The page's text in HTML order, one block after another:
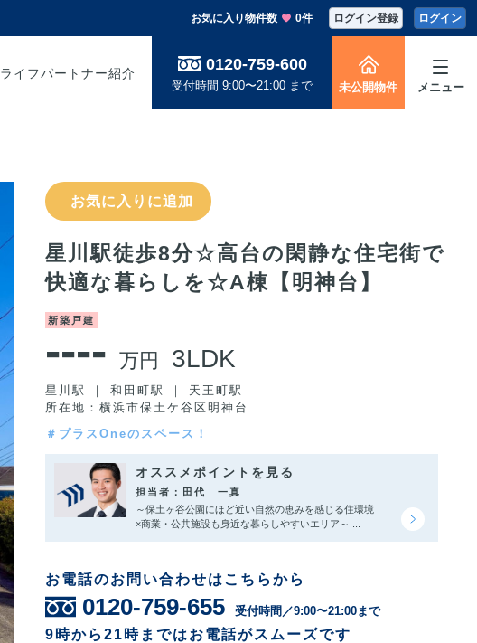
お気に入り物件数 0件 ログイン登録 ログイン
ライフパートナー紹介 0120-759-600
受付時間 9:00〜21:00 まで 未公開物件 メニュー
お気に入りに追加
星川駅徒歩8分☆高台の閑静な住宅街で
快適な暮らしを☆A棟【明神台】
新築戸建
---- 万円 3LDK
星川駅 ｜ 和田町駅 ｜ 天王町駅
所在地：横浜市保土ケ谷区明神台
＃プラスOneのスペース！
オススメポイントを見る
担当者：田代 一真
～保土ヶ谷公園にほど近い自然の恵みを感じる住環境
×商業・公共施設も身近な暮らしやすいエリア～ ...
お電話のお問い合わせはこちらから
0120-759-655 受付時間／9:00〜21:00まで
9時から21時まではお電話がスムーズです